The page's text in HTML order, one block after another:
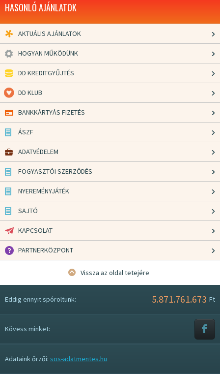
HASONLÓ AJÁNLATOK
AKTUÁLIS AJÁNLATOK
HOGYAN MŰKÖDÜNK
DD KREDITGYŰJTÉS
DD KLUB
BANKKÁRTYÁS FIZETÉS
ÁSZF
ADATVÉDELEM
FOGYASZTÓI SZERZŐDÉS
NYEREMÉNYJÁTÉK
SAJTÓ
KAPCSOLAT
PARTNERKÖZPONT
Vissza az oldal tetejére
Eddig ennyit spóroltunk: 5.871.761.673 Ft
Kövess minket:
Adataink őrzői: sos-adatmentes.hu